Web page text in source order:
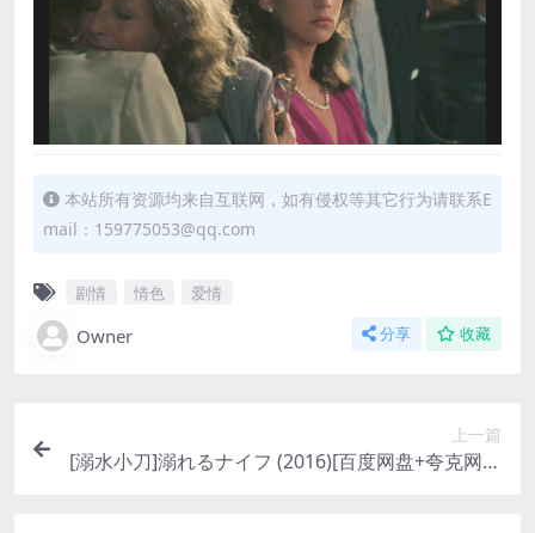
本站所有资源均来自互联网，如有侵权等其它行为请联系E
mail：159775053@qq.com
剧情 情色 爱情
Owner 分享 收藏
上一篇
[溺水小刀]溺れるナイフ (2016)[百度网盘+夸克网盘